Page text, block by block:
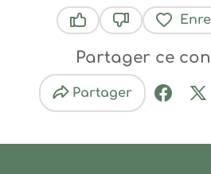
Partager ce
Partager